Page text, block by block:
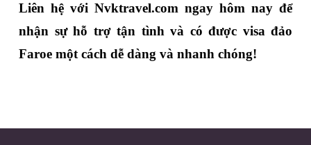
Liên hệ với Nvktravel.com ngay hôm nay để
nhận sự hỗ trợ tận tình và có được visa đảo
Faroe một cách dễ dàng và nhanh chóng!